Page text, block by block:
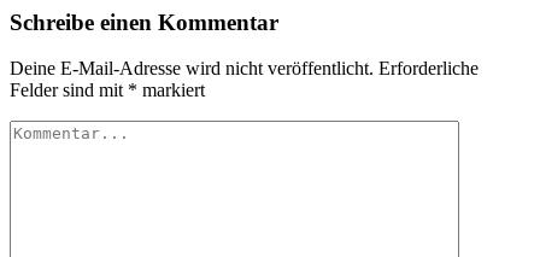
Schreibe einen Kommentar
Deine E-Mail-Adresse wird nicht veröffentlicht. Erforderliche
Felder sind mit * markiert